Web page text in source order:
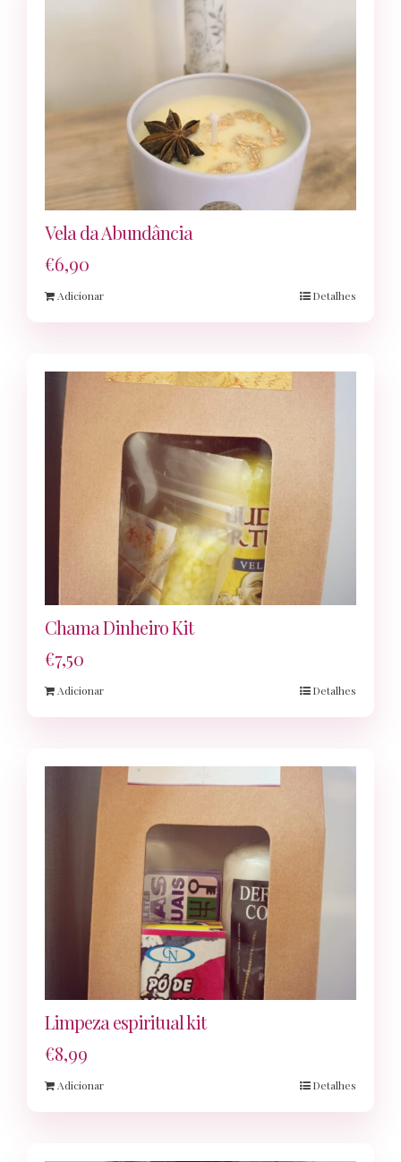
Vela da Abundância
€6,90
Adicionar Detalhes
Chama Dinheiro Kit
€7,50
Adicionar Detalhes
Limpeza espiritual kit
€8,99
Adicionar Detalhes